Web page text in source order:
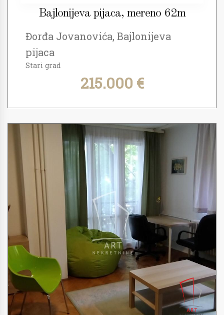
Bajlonijeva pijaca, mereno 62m
Đorđa Jovanovića, Bajlonijeva
pijaca
Stari grad
215.000 €